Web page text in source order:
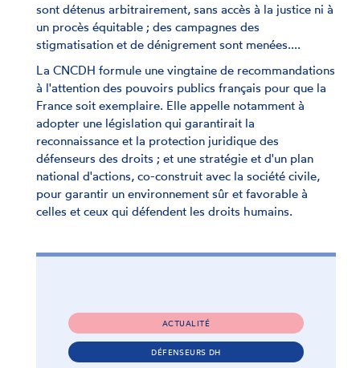
sont détenus arbitrairement, sans accès à la justice ni à
un procès équitable ; des campagnes des
stigmatisation et de dénigrement sont menées....
La CNCDH formule une vingtaine de recommandations
à l'attention des pouvoirs publics français pour que la
France soit exemplaire. Elle appelle notamment à
adopter une législation qui garantirait la
reconnaissance et la protection juridique des
défenseurs des droits ; et une stratégie et d'un plan
national d'actions, co-construit avec la société civile,
pour garantir un environnement sûr et favorable à
celles et ceux qui défendent les droits humains.
ACTUALITÉ
DÉFENSEURS DH